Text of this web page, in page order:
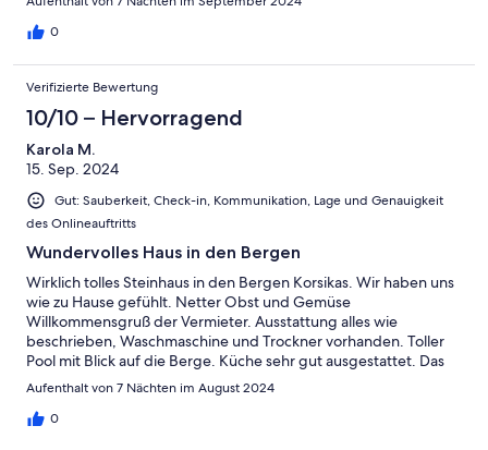
unterhalten, da wir kein Französisch sprechen. Wir empfehlen
das Haus für 2 Personen auf jeden Fall weiter.
0
Verifizierte Bewertung
10/10 – Hervorragend
Karola M.
15. Sep. 2024
Gut: Sauberkeit, Check-in, Kommunikation, Lage und Genauigkeit
des Onlineauftritts
Wundervolles Haus in den Bergen
Wirklich tolles Steinhaus in den Bergen Korsikas. Wir haben uns
wie zu Hause gefühlt. Netter Obst und Gemüse
Willkommensgruß der Vermieter. Ausstattung alles wie
beschrieben, Waschmaschine und Trockner vorhanden. Toller
Pool mit Blick auf die Berge. Küche sehr gut ausgestattet. Das
Haus ist liebevoll eingerichtet und hat eine schöne überdachte
Terrasse. Alles sehr sauber und gepflegt. Vermieter ist sehr nett
und jederzeit erreichbar Wir würden das Haus auf jeden Fall
Aufenthalt von 7 Nächten im August 2024
0